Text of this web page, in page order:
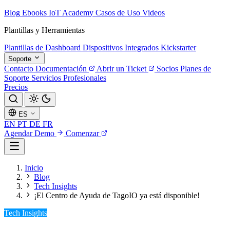
Blog Ebooks IoT Academy Casos de Uso Videos
Plantillas y Herramientas
Plantillas de Dashboard Dispositivos Integrados Kickstarter
Soporte
Contacto Documentación Abrir un Ticket Socios Planes de
Soporte Servicios Profesionales
Precios
ES
EN PT DE FR
Agendar Demo
Comenzar
Inicio
Blog
Tech Insights
¡El Centro de Ayuda de TagoIO ya está disponible!
Tech Insights